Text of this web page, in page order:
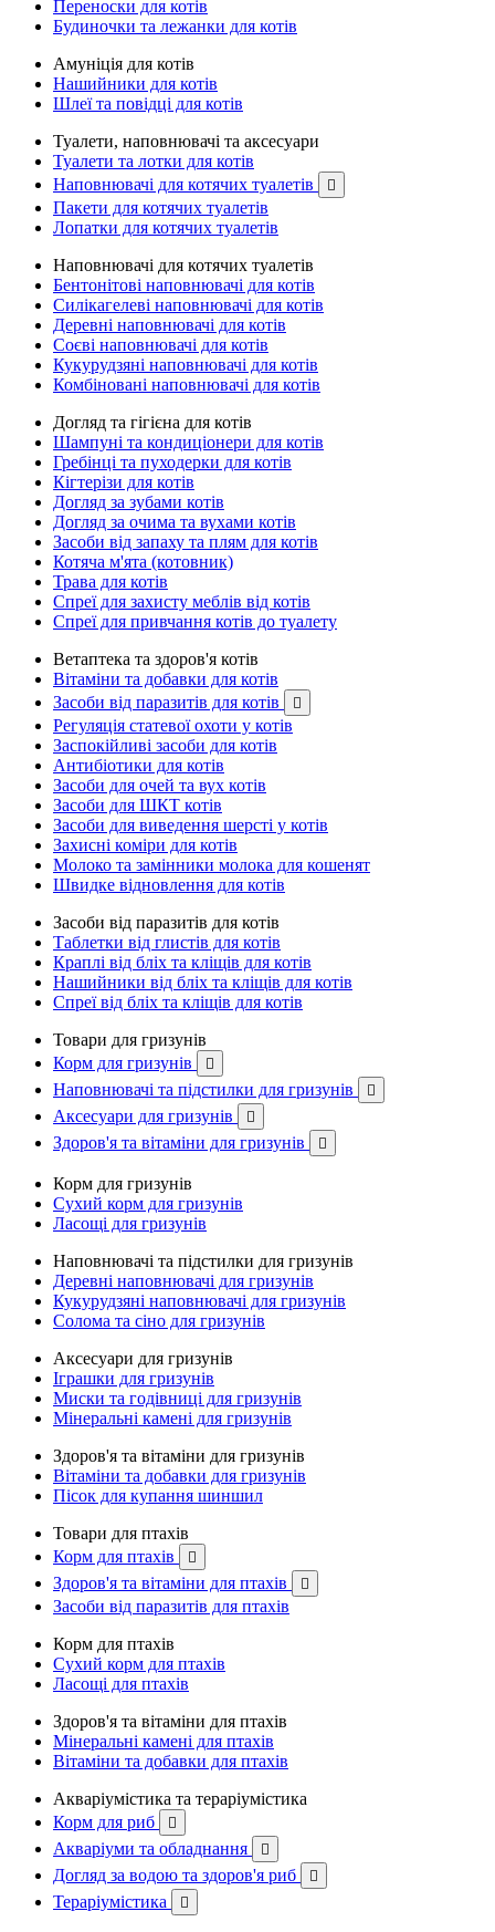
Переноски для котів
Будиночки та лежанки для котів
Амуніція для котів
Нашийники для котів
Шлеї та повідці для котів
Туалети, наповнювачі та аксесуари
Туалети та лотки для котів
Наповнювачі для котячих туалетів

Пакети для котячих туалетів
Лопатки для котячих туалетів
Наповнювачі для котячих туалетів
Бентонітові наповнювачі для котів
Силікагелеві наповнювачі для котів
Деревні наповнювачі для котів
Соєві наповнювачі для котів
Кукурудзяні наповнювачі для котів
Комбіновані наповнювачі для котів
Догляд та гігієна для котів
Шампуні та кондиціонери для котів
Гребінці та пуходерки для котів
Кігтерізи для котів
Догляд за зубами котів
Догляд за очима та вухами котів
Засоби від запаху та плям для котів
Котяча м'ята (котовник)
Трава для котів
Спреї для захисту меблів від котів
Спреї для привчання котів до туалету
Ветаптека та здоров'я котів
Вітаміни та добавки для котів
Засоби від паразитів для котів

Регуляція статевої охоти у котів
Заспокійливі засоби для котів
Антибіотики для котів
Засоби для очей та вух котів
Засоби для ШКТ котів
Засоби для виведення шерсті у котів
Захисні коміри для котів
Молоко та замінники молока для кошенят
Швидке відновлення для котів
Засоби від паразитів для котів
Таблетки від глистів для котів
Краплі від бліх та кліщів для котів
Нашийники від бліх та кліщів для котів
Спреї від бліх та кліщів для котів
Товари для гризунів
Корм для гризунів

Наповнювачі та підстилки для гризунів 
Аксесуари для гризунів 
Здоров'я та вітаміни для гризунів 
Корм для гризунів
Сухий корм для гризунів
Ласощі для гризунів
Наповнювачі та підстилки для гризунів
Деревні наповнювачі для гризунів
Кукурудзяні наповнювачі для гризунів
Солома та сіно для гризунів
Аксесуари для гризунів
Іграшки для гризунів
Миски та годівниці для гризунів
Мінеральні камені для гризунів
Здоров'я та вітаміни для гризунів
Вітаміни та добавки для гризунів
Пісок для купання шиншил
Товари для птахів
Корм для птахів

Здоров'я та вітаміни для птахів 
Засоби від паразитів для птахів
Корм для птахів
Сухий корм для птахів
Ласощі для птахів
Здоров'я та вітаміни для птахів
Мінеральні камені для птахів
Вітаміни та добавки для птахів
Акваріумістика та тераріумістика
Корм для риб

Акваріуми та обладнання 
Догляд за водою та здоров'я риб 
Тераріумістика 